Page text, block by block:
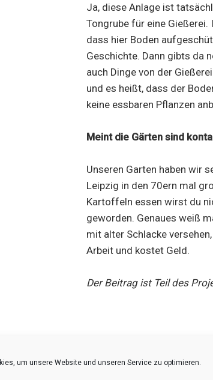
um unsere Website und unseren Service zu optimieren.
Ja, diese Anlage ist
Tongrube für eine Gießerei.
dass hier Boden
Geschichte. Dann gibts da
auch Dinge von der
und es heißt, dass der
keine essbaren Pflanzen
Meint die Gärten sind
Unseren Garten haben wir
Leipzig in den 70ern mal
Kartoffeln essen wirst du
geworden. Genaues weiß
mit alter Schlacke
Arbeit und kostet Geld.
Der Beitrag ist Teil des